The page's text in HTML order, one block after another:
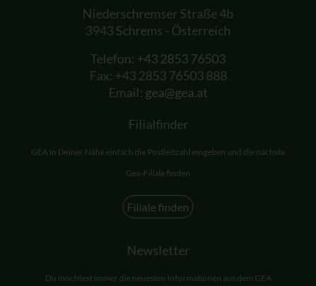
Niederschremser Straße 4b
3943 Schrems - Österreich
Telefon: +43 2853 76503
Fax: +43 2853 76503 888
Email: gea@gea.at
Filialfinder
GEA in Deiner Nähe einfach die Postleitzahl eingeben und die nächste
Gea-Filiale finden
Filiale finden
Newsletter
Du möchtest immer die neuesten Informationen aus dem GEA